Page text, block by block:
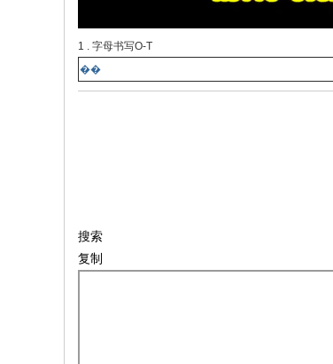
1 . 字母书写O-T
��
搜索
复制